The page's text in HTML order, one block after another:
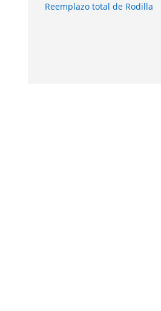
Reemplazo total de Rodilla